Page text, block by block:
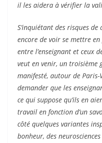
il les aidera à vérifier la
S’inquiétant des risques
encore de voir se mettre en
entre l’enseignant et ceux
veut en venir, un troisième
manifesté, autour de
demander que les
ce qui suppose qu’ils en
travail en fonction d’un
côté quelques variantes
bonheur, des